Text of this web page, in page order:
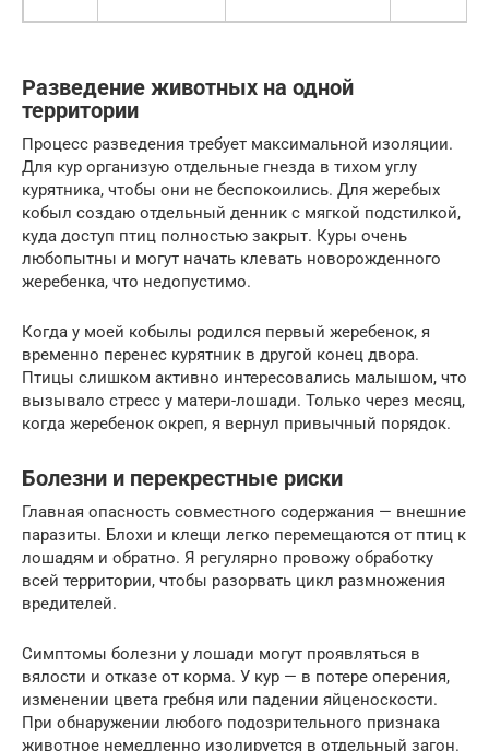
Разведение животных на одной
территории
Процесс разведения требует максимальной изоляции.
Для кур организую отдельные гнезда в тихом углу
курятника, чтобы они не беспокоились. Для жеребых
кобыл создаю отдельный денник с мягкой подстилкой,
куда доступ птиц полностью закрыт. Куры очень
любопытны и могут начать клевать новорожденного
жеребенка, что недопустимо.
Когда у моей кобылы родился первый жеребенок, я
временно перенес курятник в другой конец двора.
Птицы слишком активно интересовались малышом, что
вызывало стресс у матери-лошади. Только через месяц,
когда жеребенок окреп, я вернул привычный порядок.
Болезни и перекрестные риски
Главная опасность совместного содержания — внешние
паразиты. Блохи и клещи легко перемещаются от птиц к
лошадям и обратно. Я регулярно провожу обработку
всей территории, чтобы разорвать цикл размножения
вредителей.
Симптомы болезни у лошади могут проявляться в
вялости и отказе от корма. У кур — в потере оперения,
изменении цвета гребня или падении яйценоскости.
При обнаружении любого подозрительного признака
животное немедленно изолируется в отдельный загон.